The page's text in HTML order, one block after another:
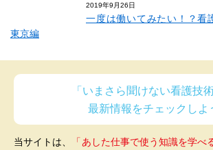
2019年9月26日
一度は働いてみたい！？看
東京編
「いまさら聞けない看護技
最新情報をチェックしよ
当サイトは、 「あした仕事で使う知識を学べ